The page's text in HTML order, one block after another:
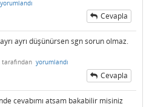
yorumlandı
Cevapla
ayrı düşünürsen sgn sorun olmaz.
tarafından yorumlandı
Cevapla
cevabımı atsam bakabilir misiniz